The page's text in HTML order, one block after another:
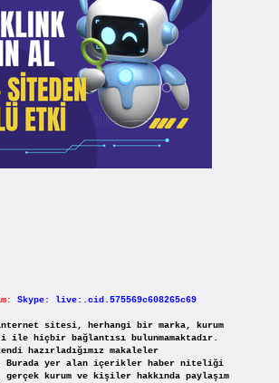
Skype: live:.cid.575569c608265c69
sitesi, herhangi bir marka, kurum
ile hiçbir bağlantısı bulunmamaktadır.
hazırladığımız makaleler
Burada yer alan içerikler haber niteliği
gerçek kurum ve kişiler hakkında paylaşım